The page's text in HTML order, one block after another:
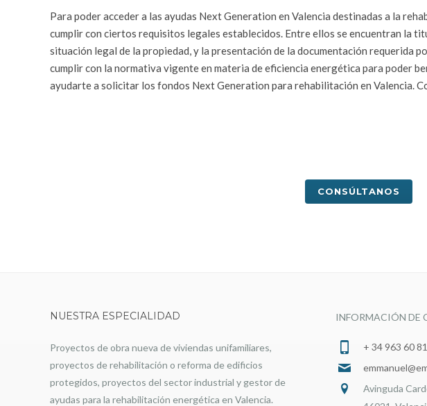
Para poder acceder a las ayudas Next Generation en Valencia destinadas a la
cumplir con ciertos requisitos legales establecidos. Entre ellos se encuentran la
situación legal de la propiedad, y la presentación de la documentación requerida
cumplir con la normativa vigente en materia de eficiencia energética para poder
ayudarte a solicitar los fondos Next Generation para rehabilitación en Valencia.
CONSÚLTANOS
NUESTRA ESPECIALIDAD
Proyectos de obra nueva de viviendas unifamiliares,
proyectos de rehabilitación o reforma de edificios
protegidos, proyectos del sector industrial y gestor de
ayudas para la rehabilitación energética en Valencia.
INFORMACIÓN DE
+ 34 963 60
Avinguda